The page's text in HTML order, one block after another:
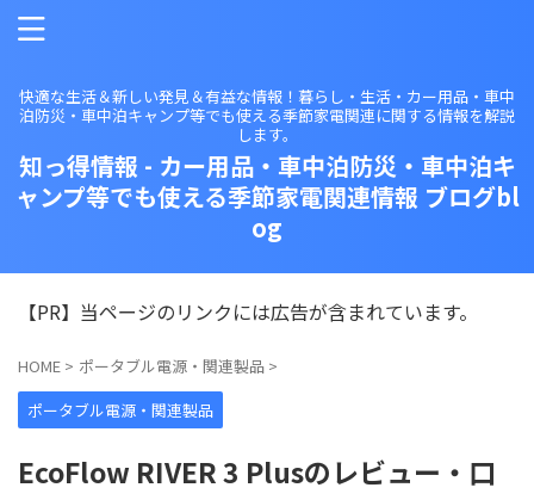
快適な生活＆新しい発見＆有益な情報！暮らし・生活・カー用品・車中
泊防災・車中泊キャンプ等でも使える季節家電関連に関する情報を解説
します。
知っ得情報 - カー用品・車中泊防災・車中泊キ
ャンプ等でも使える季節家電関連情報 ブログbl
og
【PR】当ページのリンクには広告が含まれています。
HOME > ポータブル電源・関連製品 >
ポータブル電源・関連製品
EcoFlow RIVER 3 Plusのレビュー・口